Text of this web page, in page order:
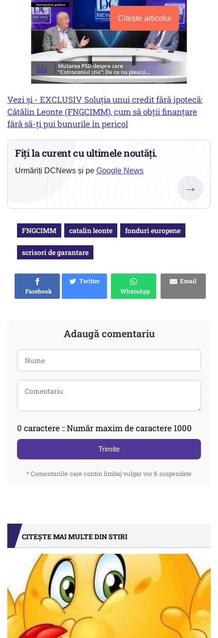
Citește articolul
Vezi și - EXCLUSIV Soluția unui credit fără ipotecă:
Cătălin Leonte (FNGCIMM), cum să obții finanțare
fără să-ți pui bunurile în pericol
Fiți la curent cu ultimele noutăți.
Urmăriți DCNews și pe Google News
→
FNGCIMM catalin leonte fonduri europene
scrisori de garantare
Facebook
Twitter
WhatsApp
Email
Adaugă comentariu
0 caractere :: Număr maxim de caractere 1000
Trimite
* Comentariile care contin limbaj vulgar vor fi suspendate
CITEȘTE MAI MULTE DIN STIRI